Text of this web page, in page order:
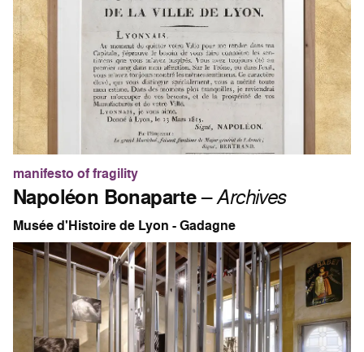
manifesto of fragility
Napoléon Bonaparte–Archives
Musée d'Histoire de Lyon - Gadagne